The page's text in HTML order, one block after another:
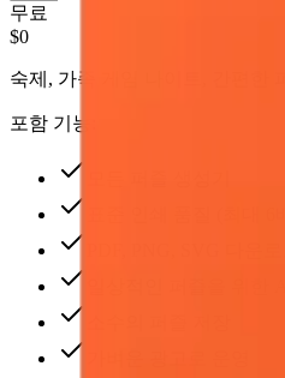
무료
$0
숙제, 가족 게임 나이트, 간편한
포함 기능: